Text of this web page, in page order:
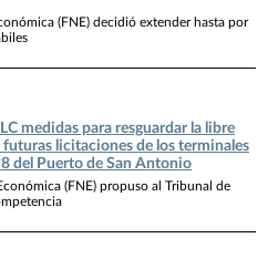
(FNE) decidió extender hasta por
medidas para resguardar la libre
futuras licitaciones de los terminales
del Puerto de San Antonio
(FNE) propuso al Tribunal de